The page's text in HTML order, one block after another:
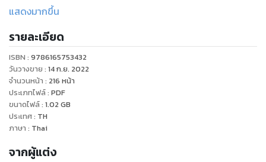
ต้องพยายามอย่างหนักกับทุกอย่างในชีวิตประจำวัน “เรื่องราว
ความรัก” ครั้งแรกของญี่ปุ่นโดยหนุ่มสาวผู้ไร้เดียงสา ได้เปิดฉาก
แล้ว
แสดงมากขึ้น
รายละเอียด
ISBN : 9786165753432
วันวางขาย : 14 ก.ย. 2022
จำนวนหน้า : 216 หน้า
ประเภทไฟล์: PDF
ขนาดไฟล์: 1.02 GB
ประเทศ: TH
ภาษา : Thai
จากผู้แต่ง